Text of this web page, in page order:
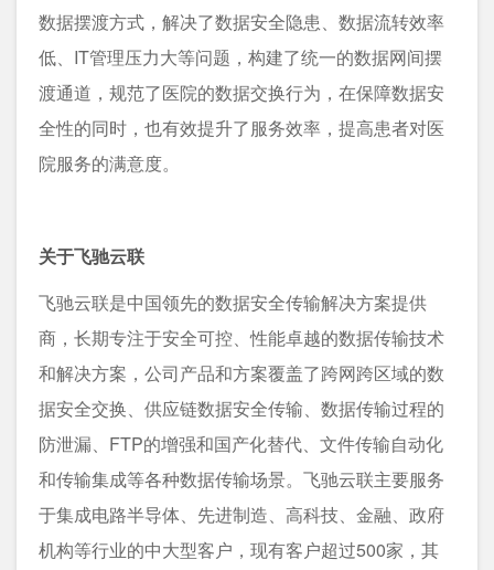
数据摆渡方式，解决了数据安全隐患、数据流转效率
低、IT管理压力大等问题，构建了统一的数据网间摆
渡通道，规范了医院的数据交换行为，在保障数据安
全性的同时，也有效提升了服务效率，提高患者对医
院服务的满意度。
关于飞驰云联
飞驰云联是中国领先的数据安全传输解决方案提供
商，长期专注于安全可控、性能卓越的数据传输技术
和解决方案，公司产品和方案覆盖了跨网跨区域的数
据安全交换、供应链数据安全传输、数据传输过程的
防泄漏、FTP的增强和国产化替代、文件传输自动化
和传输集成等各种数据传输场景。飞驰云联主要服务
于集成电路半导体、先进制造、高科技、金融、政府
机构等行业的中大型客户，现有客户超过500家，其